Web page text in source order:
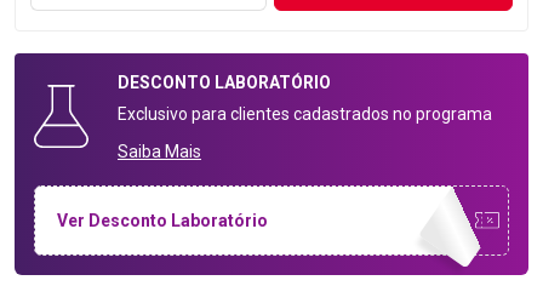
DESCONTO LABORATÓRIO
Exclusivo para clientes cadastrados no programa
Saiba Mais
Ver Desconto Laboratório